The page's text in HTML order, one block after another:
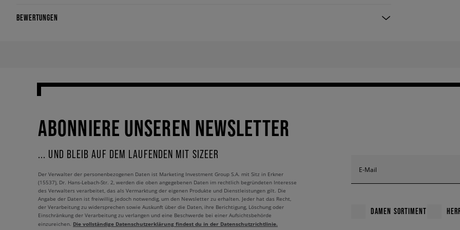
BEWERTUNGEN
ABONNIERE UNSEREN NEWSLETTER
... UND BLEIB AUF DEM LAUFENDEN MIT SIZEER
E-Mail
DAMEN SORTIMENT
Der Verwalter der personenbezogenen Daten ist Marketing Investment Group S.A. mit Sitz in Erkner
(15537), Dr. Hans-Lebach-Str. 2, werden die oben angegebenen Daten im rechtlich begründeten Interesse
des Verwalters verarbeitet, das als Vermarktung der eigenen Produkte und Dienstleistungen gilt. Die
Angabe der Daten ist freiwillig, jedoch notwendig, um den Newsletter zu erhalten. Jeder hat das Recht,
der Verarbeitung zu widersprechen sowie Auskunft über die Daten, ihre Berichtigung, Löschung oder
Einschränkung der Verarbeitung zu verlangen und eine Beschwerde bei einer Aufsichtsbehörde
einzureichen. Die vollständige Datenschutzerklärung findest du in der Datenschutzrichtlinie.